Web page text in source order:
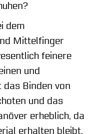
dem
Mittelfinger
feinere
und
das Binden von
und das
erheblich, da
erhalten bleibt.